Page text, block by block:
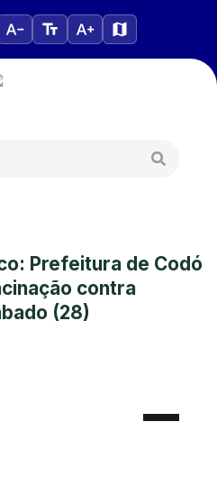
Prefeitura de Codó
contra
(28)